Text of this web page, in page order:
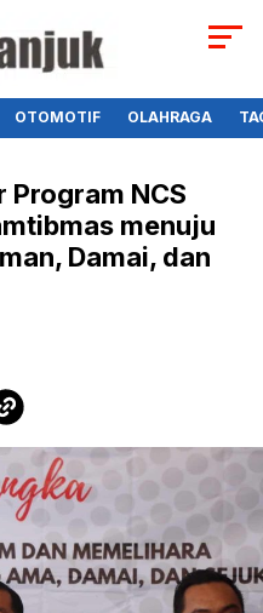
OTOMOTIF OLAHRAGA
Program NCS
menuju
Damai, dan